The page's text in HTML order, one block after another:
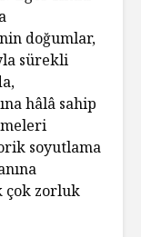
doğumlar,
sürekli
hâlâ sahip
soyutlama
çok zorluk